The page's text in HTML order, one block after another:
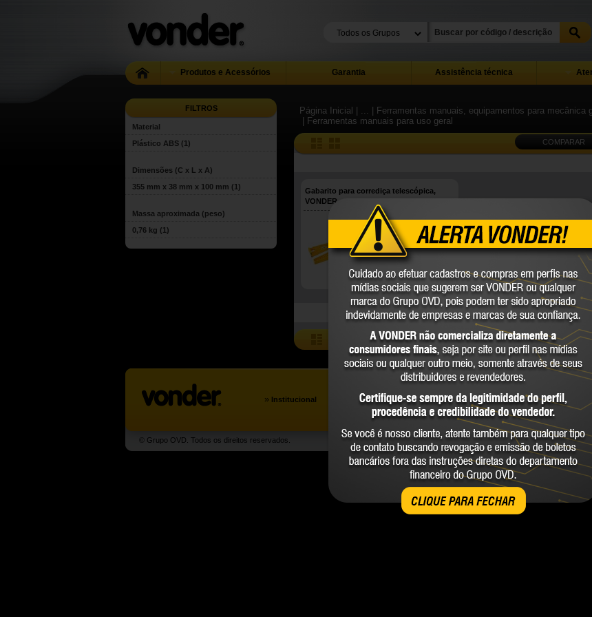
CLIQUE PARA FECHAR
Produtos e Acessórios Garantia Assistência técnica
FILTROS
Material
Plástico ABS (1)
Dimensões (C x L x A)
355 mm x 38 mm x 100 mm (1)
Massa aproximada (peso)
0,76 kg (1)
Página Inicial | ...
| Ferramentas manuais, equipamentos para mecânica
| Ferramentas manuais para uso geral
COMPARAR
Gabarito para corrediça telescópica,
VONDER
35.99.355.100
VONDER
COMPARAR
» Institucional Trabalhe Conosco
Atendimento Comercial: |(41) 2101 0550
Atendimento de segunda a sexta-feira,
© Grupo OVD. Todos os direitos reservados.